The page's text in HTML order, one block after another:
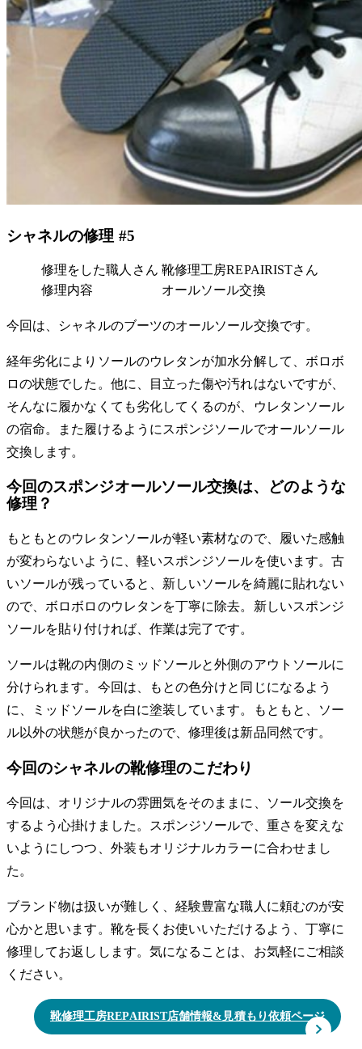
シャネルの修理 #5
修理をした職人さん 靴修理工房REPAIRISTさん
修理内容
オールソール交換
今回は、シャネルのブーツのオールソール交換です。
経年劣化によりソールのウレタンが加水分解して、ボロボ
ロの状態でした。他に、目立った傷や汚れはないですが、
そんなに履かなくても劣化してくるのが、ウレタンソール
の宿命。また履けるようにスポンジソールでオールソール
交換します。
今回のスポンジオールソール交換は、どのような
修理？
もともとのウレタンソールが軽い素材なので、履いた感触
が変わらないように、軽いスポンジソールを使います。古
いソールが残っていると、新しいソールを綺麗に貼れない
ので、ボロボロのウレタンを丁寧に除去。新しいスポンジ
ソールを貼り付ければ、作業は完了です。
ソールは靴の内側のミッドソールと外側のアウトソールに
分けられます。今回は、もとの色分けと同じになるよう
に、ミッドソールを白に塗装しています。もともと、ソー
ル以外の状態が良かったので、修理後は新品同然です。
今回のシャネルの靴修理のこだわり
今回は、オリジナルの雰囲気をそのままに、ソール交換を
するよう心掛けました。スポンジソールで、重さを変えな
いようにしつつ、外装もオリジナルカラーに合わせまし
た。
ブランド物は扱いが難しく、経験豊富な職人に頼むのが安
心かと思います。靴を長くお使いいただけるよう、丁寧に
修理してお返しします。気になることは、お気軽にご相談
ください。
靴修理工房REPAIRIST店舗情報&見積もり依頼ページ